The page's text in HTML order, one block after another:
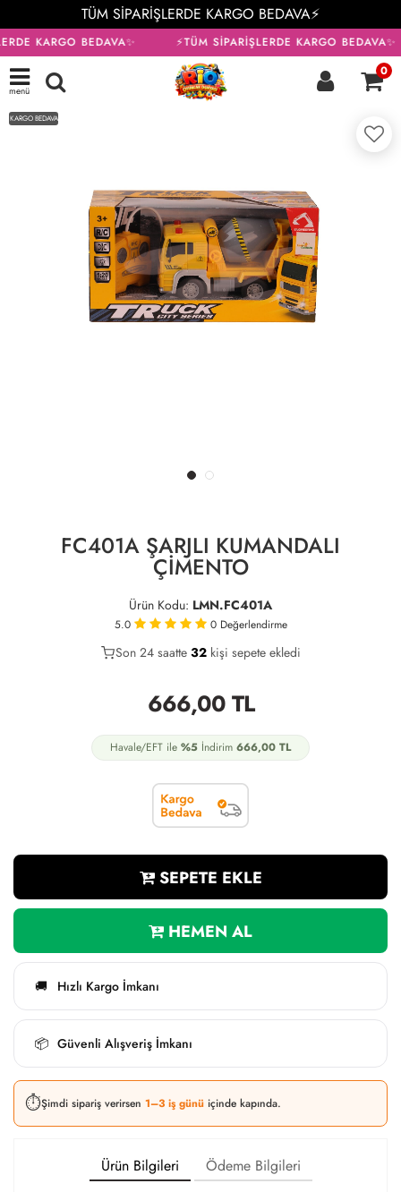
TÜM SİPARİŞLERDE KARGO BEDAVA⚡
KARGO BEDAVA✨ ⚡TÜM SİPARİŞLERDE KARGO BEDAVA✨
menü
0
KARGO BEDAVA
FC401A ŞARJLI KUMANDALI
ÇİMENTO
Ürün Kodu: LMN.FC401A
5.0 0 Değerlendirme
19
Son 24 saatte 32kişi sepete ekledi
11
666,00TL
Havale/EFT ile %5 İndirim 666,00 TL
SEPETE EKLE
HEMEN AL
🚚 Hızlı Kargo İmkanı
📦 Güvenli Alışveriş İmkanı
⏱️Şimdi sipariş verirsen 1–3 iş günü içinde kapında.
Ürün Bilgileri
Ödeme Bilgileri